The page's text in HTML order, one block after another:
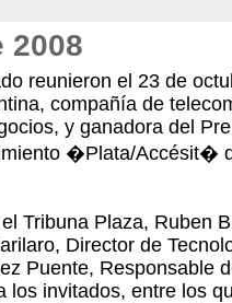
2008
reunieron el 23 de
compañía de
y ganadora del
�Plata/Accésit�
Tribuna Plaza, Ruben
Director de
Puente, Responsable
los invitados, entre los